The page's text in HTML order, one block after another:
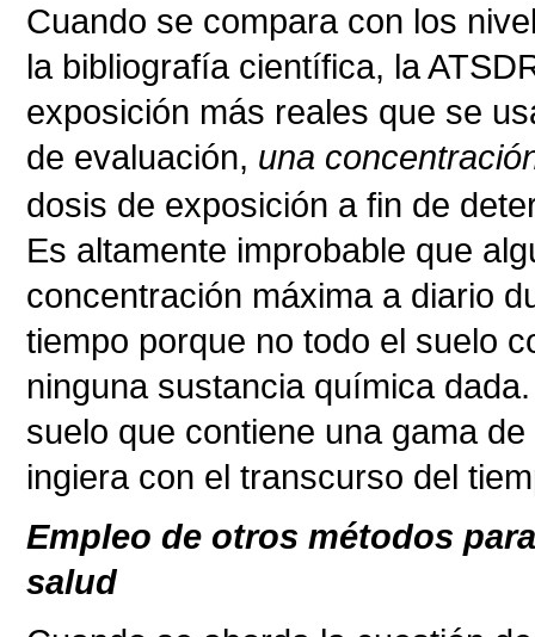
Cuando se compara con los
la bibliografía científica, la
exposición más reales que se
de evaluación, una
dosis de exposición a fin de
Es altamente improbable que
concentración máxima a diario
tiempo porque no todo el suelo
ninguna sustancia química
suelo que contiene una gama
ingiera con el transcurso del
Empleo de otros métodos
salud